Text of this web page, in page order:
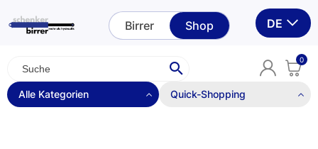
Birrer Shop DE
Alle Kategorien
Quick-Shopping
0